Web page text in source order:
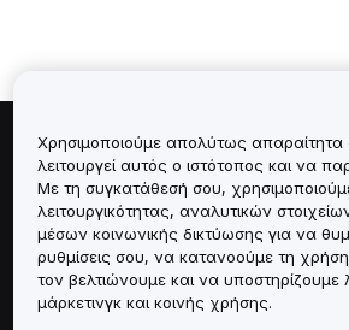
Πληροφορίες για
Υπηρεσίες
Υποστήριξη
Χρησιμοποιούμε απολύτως απαραίτητα
λειτουργεί αυτός ο ιστότοπος και να
Με τη συγκατάθεσή σου,
λειτουργικότητας, αναλυτικών
μέσων κοινωνικής δικτύωσης για να
ρυθμίσεις σου, να κατανοούμε τη
τον βελτιώνουμε και να υποστηρίζουμε
μάρκετινγκ και κοινής χρήσης.